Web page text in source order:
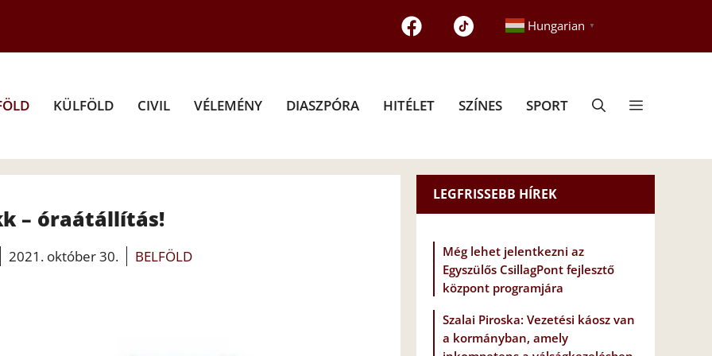
Hungarian ▼
KÜLFÖLD CIVIL VÉLEMÉNY DIASZPÓRA HITÉLET SZÍNES SPORT
– óraátállítás!
2021. október 30. BELFÖLD
LEGFRISSEBB HÍREK
Még lehet jelentkezni az
Egyszülős CsillagPont fejlesztő
központ programjára
Szalai Piroska: Vezetési káosz van
a kormányban, amely